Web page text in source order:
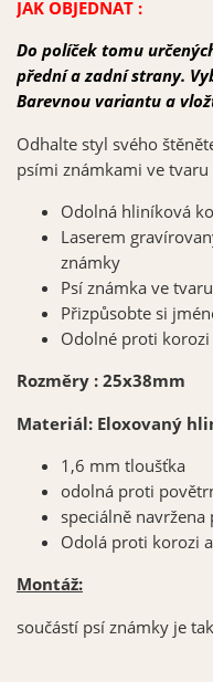
JAK OBJEDNAT :
Do políček tomu
přední a zadní strany.
Barevnou variantu a
Odhalte styl svého
psími známkami ve tvaru
Odolná hliníková
Laserem
známky
Psí známka ve
Přizpůsobte si
Odolné proti
Rozměry : 25x38mm
Materiál: Eloxovaný
1,6 mm tloušťka
odolná proti
speciálně
Odolá proti korozi
Montáž:
součástí psí známky je